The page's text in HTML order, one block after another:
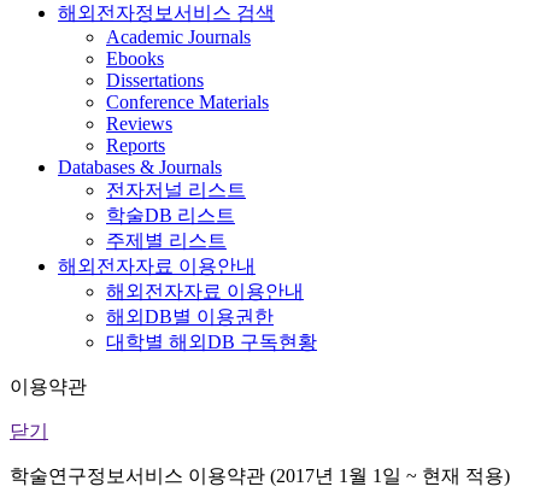
해외전자정보서비스 검색
Academic Journals
Ebooks
Dissertations
Conference Materials
Reviews
Reports
Databases & Journals
전자저널 리스트
학술DB 리스트
주제별 리스트
해외전자자료 이용안내
해외전자자료 이용안내
해외DB별 이용권한
대학별 해외DB 구독현황
이용약관
닫기
학술연구정보서비스 이용약관 (2017년 1월 1일 ~ 현재 적용)